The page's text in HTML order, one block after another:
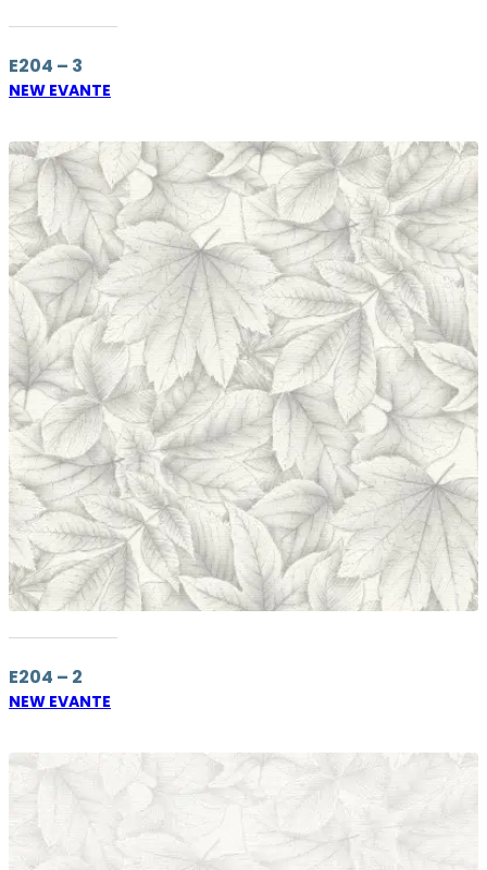
E204 – 3
NEW EVANTE
E204 – 2
NEW EVANTE